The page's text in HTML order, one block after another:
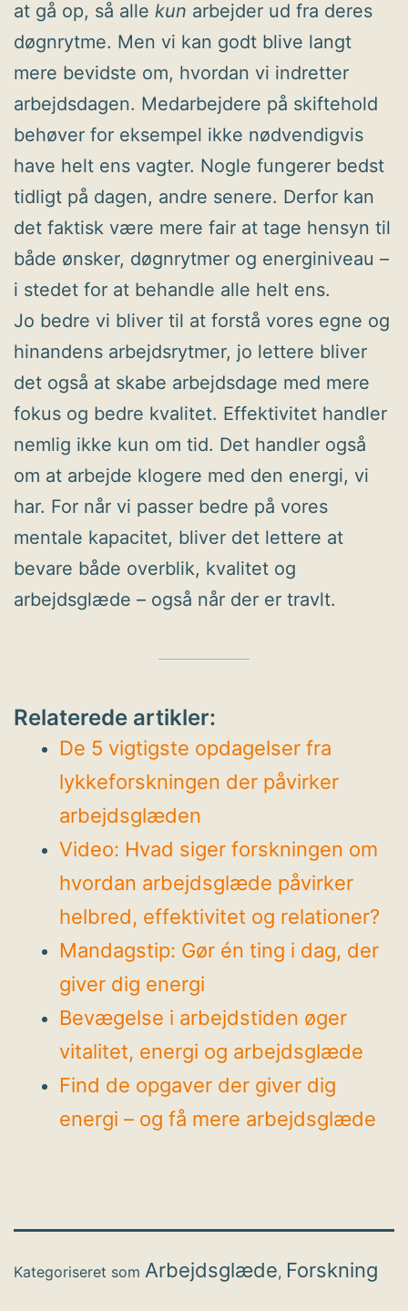
at gå op, så alle kun arbejder ud fra deres
døgnrytme. Men vi kan godt blive langt
mere bevidste om, hvordan vi indretter
arbejdsdagen. Medarbejdere på skiftehold
behøver for eksempel ikke nødvendigvis
have helt ens vagter. Nogle fungerer bedst
tidligt på dagen, andre senere. Derfor kan
det faktisk være mere fair at tage hensyn til
både ønsker, døgnrytmer og energiniveau –
i stedet for at behandle alle helt ens.
Jo bedre vi bliver til at forstå vores egne og
hinandens arbejdsrytmer, jo lettere bliver
det også at skabe arbejdsdage med mere
fokus og bedre kvalitet. Effektivitet handler
nemlig ikke kun om tid. Det handler også
om at arbejde klogere med den energi, vi
har. For når vi passer bedre på vores
mentale kapacitet, bliver det lettere at
bevare både overblik, kvalitet og
arbejdsglæde – også når der er travlt.
Relaterede artikler:
De 5 vigtigste opdagelser fra
lykkeforskningen der påvirker
arbejdsglæden
Video: Hvad siger forskningen om
hvordan arbejdsglæde påvirker
helbred, effektivitet og relationer?
Mandagstip: Gør én ting i dag, der
giver dig energi
Bevægelse i arbejdstiden øger
vitalitet, energi og arbejdsglæde
Find de opgaver der giver dig
energi – og få mere arbejdsglæde
Kategoriseret som Arbejdsglæde, Forskning